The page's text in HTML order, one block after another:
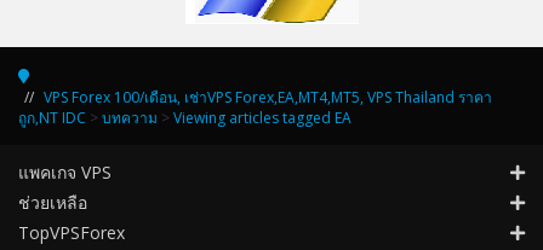
VPS Forex 100/เดือน, เช่าVPS Forex,EA,MT4,MT5, VPS Thailand ราคา
ถูก,NT IDC > บทความ > Viewing articles tagged EA
แพคเกจ VPS
ช่วยเหลือ
TopVPSForex